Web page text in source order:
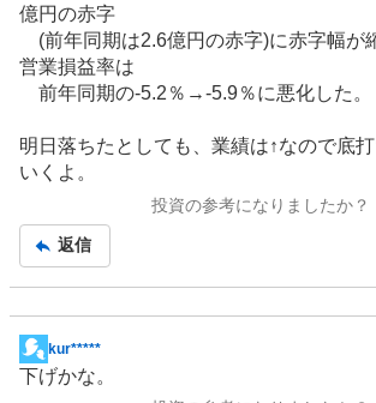
億円の赤字
(前年同期は2.6億円の赤字)に赤字幅が
営業損益率は
前年同期の-5.2％→-5.9％に悪化した。
明日落ちたとしても、業績は↑なので底
いくよ。
投資の参考になりましたか？
返信
掲
示
kur*****
下げかな。